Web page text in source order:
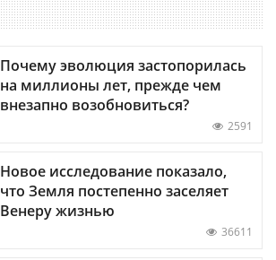
Почему эволюция застопорилась
на миллионы лет, прежде чем
внезапно возобновиться?
2591
Новое исследование показало,
что Земля постепенно заселяет
Венеру жизнью
36611